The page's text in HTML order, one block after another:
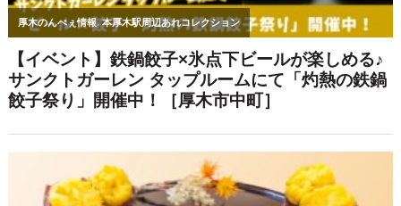
酒屋 天日で8月限定開催
都内で話題の体験グルメ「海老しゃ
ぶ」が登場＆¥990-で全国47都道府県の
日本酒飲み放題！｜海鮮個室居酒屋 二